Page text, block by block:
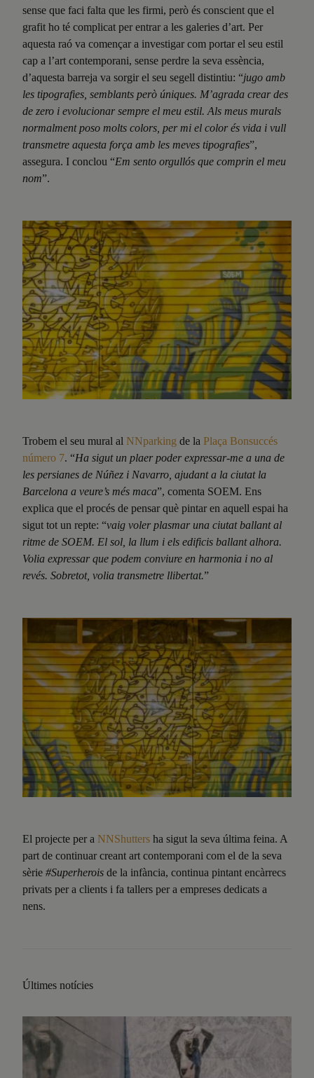
sense que faci falta que les firmi, però és conscient que el
grafit ho té complicat per entrar a les galeries d’art. Per
aquesta raó va començar a investigar com portar el seu estil
cap a l’art contemporani, sense perdre la seva essència,
d’aquesta barreja va sorgir el seu segell distintiu: “jugo amb
les tipografies, semblants però úniques. M’agrada crear des
de zero i evolucionar sempre el meu estil. Als meus murals
normalment poso molts colors, per mi el color és vida i vull
transmetre aquesta força amb les meves tipografies”,
assegura. I conclou “Em sento orgullós que comprin el meu
nom”.
Trobem el seu mural al NNparking de la Plaça Bonsuccés
número 7. “Ha sigut un plaer poder expressar-me a una de
les persianes de Núñez i Navarro, ajudant a la ciutat la
Barcelona a veure’s més maca”, comenta SOEM. Ens
explica que el procés de pensar què pintar en aquell espai ha
sigut tot un repte: “vaig voler plasmar una ciutat ballant al
ritme de SOEM. El sol, la llum i els edificis ballant alhora.
Volia expressar que podem conviure en harmonia i no al
revés. Sobretot, volia transmetre llibertat.”
El projecte per a NNShutters ha sigut la seva última feina. A
part de continuar creant art contemporani com el de la seva
sèrie #Superherois de la infància, continua pintant encàrrecs
privats per a clients i fa tallers per a empreses dedicats a
nens.
Últimes notícies